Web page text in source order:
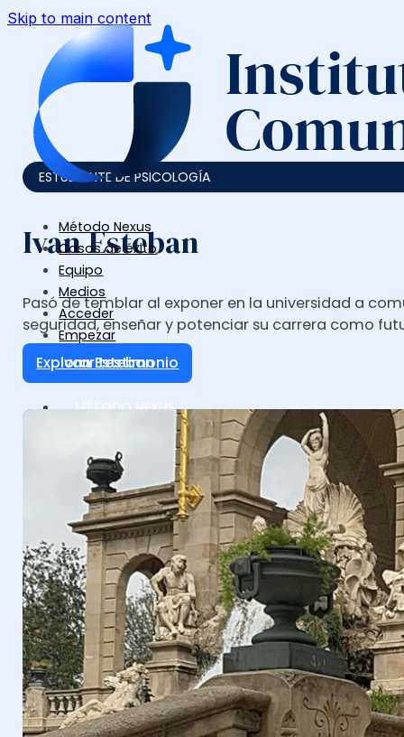
Skip to main content
Método Nexus
Casos de éxito
Equipo
Medios
Acceder
Empezar
MÉTODO NEXUS
CASOS DE ÉXITO
EQUIPO
MEDIOS
ACCEDER
EMPEZAR
ESTUDIANTE DE PSICOLOGÍA
Ivan Esteban
Pasó de temblar al exponer en la universidad a
seguridad, enseñar y potenciar su carrera como
Explorar testimonio